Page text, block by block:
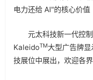
电力还给 AI"的核心价值
元太科技新一代控制
KaleidoTM大型广告牌
技展位中展出，欢迎各界